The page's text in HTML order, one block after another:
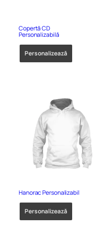
Copertă CD
Personalizabilă
Personalizează
Hanorac Personalizabil
Personalizează